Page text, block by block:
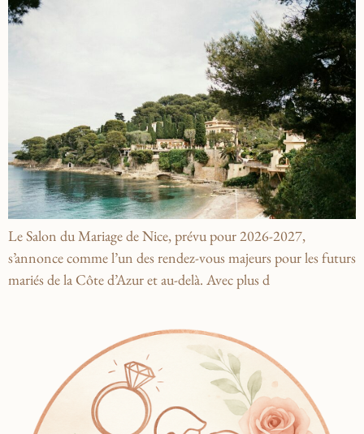
Le Salon du Mariage de Nice, prévu pour 2026-2027,
s’annonce comme l’un des rendez-vous majeurs pour les futurs
mariés de la Côte d’Azur et au-delà. Avec plus d